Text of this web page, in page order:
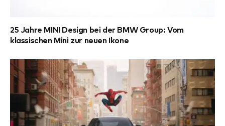
25 Jahre MINI Design bei der BMW Group: Vom
klassischen Mini zur neuen Ikone